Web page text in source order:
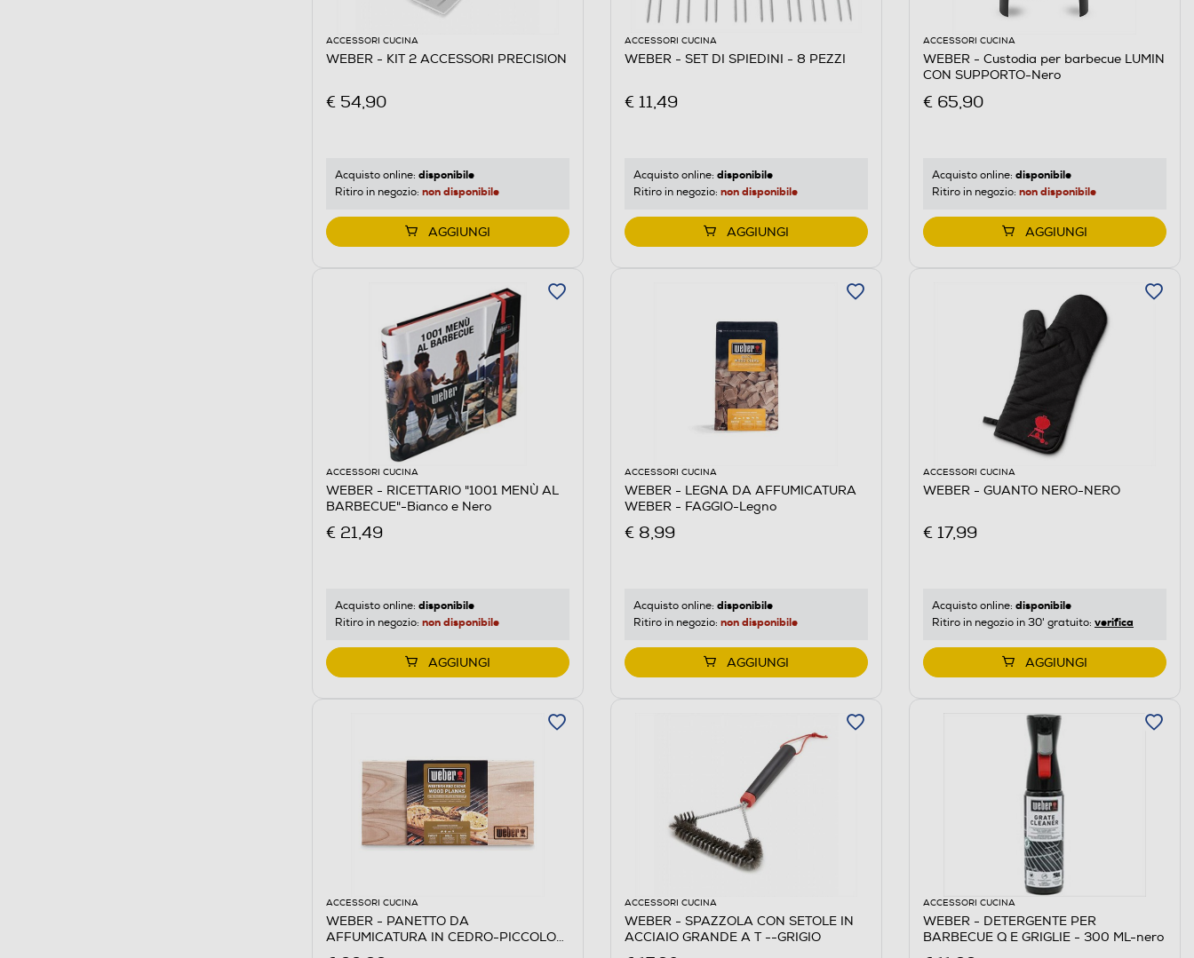
ACCESSORI CUCINA
WEBER - KIT 2 ACCESSORI PRECISION
€ 54,90
Acquisto online: disponibile
Ritiro in negozio: non disponibile
AGGIUNGI
ACCESSORI CUCINA
WEBER - SET DI SPIEDINI - 8 PEZZI
€ 11,49
Acquisto online: disponibile
Ritiro in negozio: non disponibile
AGGIUNGI
ACCESSORI CUCINA
WEBER - Custodia per barbecue LUMIN
CON SUPPORTO-Nero
€ 65,90
Acquisto online: disponibile
Ritiro in negozio: non disponibile
AGGIUNGI
ACCESSORI CUCINA
WEBER - RICETTARIO "1001 MENÙ AL
BARBECUE"-Bianco e Nero
€ 21,49
Acquisto online: disponibile
Ritiro in negozio: non disponibile
AGGIUNGI
ACCESSORI CUCINA
WEBER - LEGNA DA AFFUMICATURA
WEBER - FAGGIO-Legno
€ 8,99
Acquisto online: disponibile
Ritiro in negozio: non disponibile
AGGIUNGI
ACCESSORI CUCINA
WEBER - GUANTO NERO-NERO
€ 17,99
Acquisto online: disponibile
Ritiro in negozio in 30' gratuito: verifica
AGGIUNGI
ACCESSORI CUCINA
WEBER - PANETTO DA
AFFUMICATURA IN CEDRO-PICCOLO-
ACCESSORI CUCINA
WEBER - SPAZZOLA CON SETOLE IN
ACCIAIO GRANDE A T --GRIGIO
ACCESSORI CUCINA
WEBER - DETERGENTE PER
BARBECUE Q E GRIGLIE - 300 ML-nero